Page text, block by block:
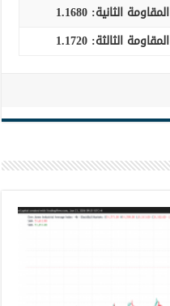
المقاومة الثانية: 1.1680
المقاومة الثالثة: 1.1720